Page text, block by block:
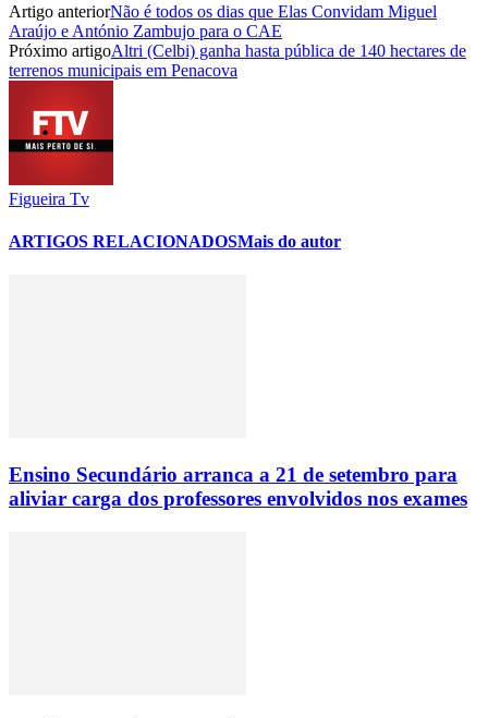
Artigo anteriorNão é todos os dias que Elas Convidam Miguel
Araújo e António Zambujo para o CAE
Próximo artigoAltri (Celbi) ganha hasta pública de 140 hectares de
terrenos municipais em Penacova
Figueira Tv
ARTIGOS RELACIONADOSMais do autor
Ensino Secundário arranca a 21 de setembro para
aliviar carga dos professores envolvidos nos exames